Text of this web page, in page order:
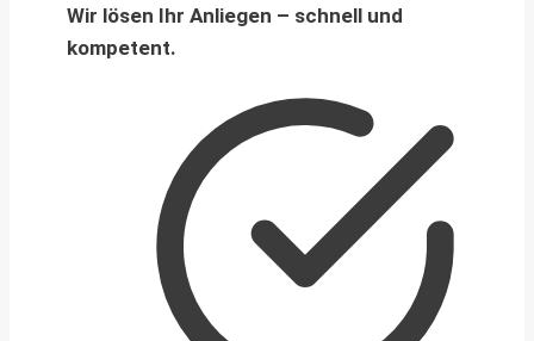
Wir lösen Ihr Anliegen – schnell und
kompetent.